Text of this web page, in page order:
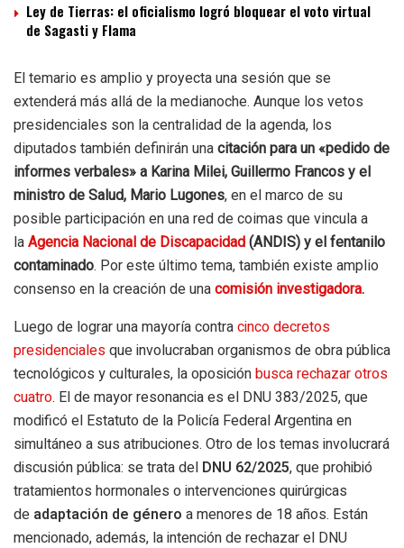
Ley de Tierras: el oficialismo logró bloquear el voto virtual
de Sagasti y Flama
El temario es amplio y proyecta una sesión que se
extenderá más allá de la medianoche. Aunque los vetos
presidenciales son la centralidad de la agenda, los
diputados también definirán una citación para un «pedido de
informes verbales» a Karina Milei, Guillermo Francos y el
ministro de Salud, Mario Lugones, en el marco de su
posible participación en una red de coimas que vincula a
la Agencia Nacional de Discapacidad (ANDIS) y el fentanilo
contaminado. Por este último tema, también existe amplio
consenso en la creación de una comisión investigadora.
Luego de lograr una mayoría contracinco decretos
presidencialesque involucraban organismos de obra pública
tecnológicos y culturales, la oposiciónbusca rechazar otros
cuatro. El de mayor resonancia es el DNU 383/2025, que
modificó el Estatuto de la Policía Federal Argentina en
simultáneo a sus atribuciones. Otro de los temas involucrará
discusión pública: se trata del DNU 62/2025, que prohibió
tratamientos hormonales o intervenciones quirúrgicas
de adaptación de género a menores de 18 años. Están
mencionado, además, la intención de rechazar el DNU